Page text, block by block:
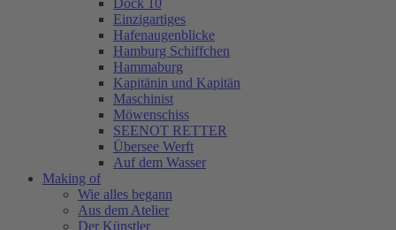
Dock 10
Einzigartiges
Hafenaugen­blicke
Hamburg Schiffchen
Hammaburg
Kapitänin und Kapitän
Maschinist
Möwenschiss
SEENOT RETTER
Übersee Werft
Auf dem Wasser
Making of
Wie alles begann
Aus dem Atelier
Der Künstler